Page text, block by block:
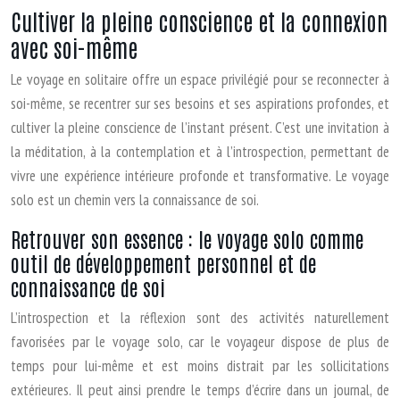
Cultiver la pleine conscience et la connexion
avec soi-même
Le voyage en solitaire offre un espace privilégié pour se reconnecter à
soi-même, se recentrer sur ses besoins et ses aspirations profondes, et
cultiver la pleine conscience de l’instant présent. C’est une invitation à
la méditation, à la contemplation et à l’introspection, permettant de
vivre une expérience intérieure profonde et transformative. Le voyage
solo est un chemin vers la connaissance de soi.
Retrouver son essence : le voyage solo comme
outil de développement personnel et de
connaissance de soi
L’introspection et la réflexion sont des activités naturellement
favorisées par le voyage solo, car le voyageur dispose de plus de
temps pour lui-même et est moins distrait par les sollicitations
extérieures. Il peut ainsi prendre le temps d’écrire dans un journal, de